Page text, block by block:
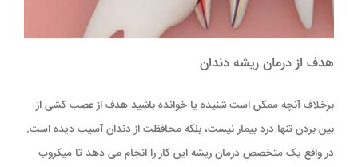
هدف از درمان ریشه دندان
برخلاف آنچه ممکن است شنیده یا خوانده باشید هدف از عصب کشی از
بین بردن تنها درد بیمار نیست، بلکه محافظت از دندان آسیب دیده است.
در واقع یک متخصص درمان ریشه این کار را انجام می دهد تا میکروب